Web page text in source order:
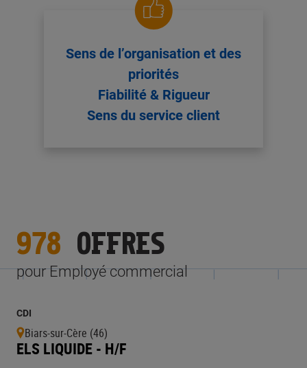
Sens de l’organisation et des
priorités
Fiabilité & Rigueur
Sens du service client
978 OFFRES
pour Employé commercial
CDI
Biars-sur-Cère (46)
ELS LIQUIDE - H/F